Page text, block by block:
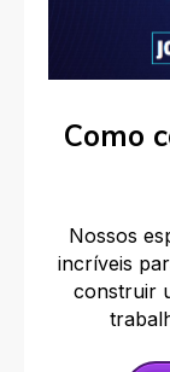
Como
Nossos
incríveis
construir